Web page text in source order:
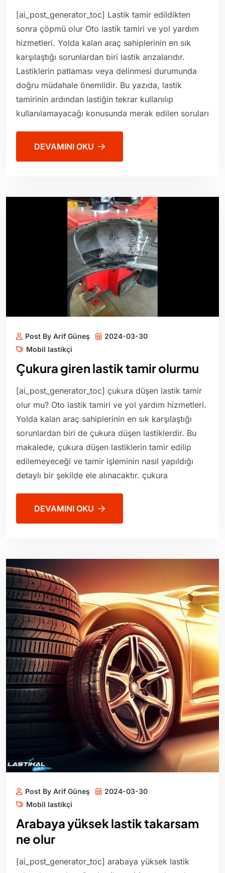
[ai_post_generator_toc] Lastik tamir edildikten
sonra çöpmü olur Oto lastik tamiri ve yol yardım
hizmetleri. Yolda kalan araç sahiplerinin en sık
karşılaştığı sorunlardan biri lastik arızalarıdır.
Lastiklerin patlaması veya delinmesi durumunda
doğru müdahale önemlidir. Bu yazıda, lastik
tamirinin ardından lastiğin tekrar kullanılıp
kullanılamayacağı konusunda merak edilen soruları
DEVAMINI OKU
Post By Arif Güneş
2024-03-30
Mobil lastikçi
Çukura giren lastik tamir olurmu
[ai_post_generator_toc] çukura düşen lastik tamir
olur mu? Oto lastik tamiri ve yol yardım hizmetleri.
Yolda kalan araç sahiplerinin en sık karşılaştığı
sorunlardan biri de çukura düşen lastiklerdir. Bu
makalede, çukura düşen lastiklerin tamir edilip
edilemeyeceği ve tamir işleminin nasıl yapıldığı
detaylı bir şekilde ele alınacaktır. çukura
DEVAMINI OKU
Post By Arif Güneş
2024-03-30
Mobil lastikçi
Arabaya yüksek lastik takarsam
ne olur
[ai_post_generator_toc] arabaya yüksek lastik